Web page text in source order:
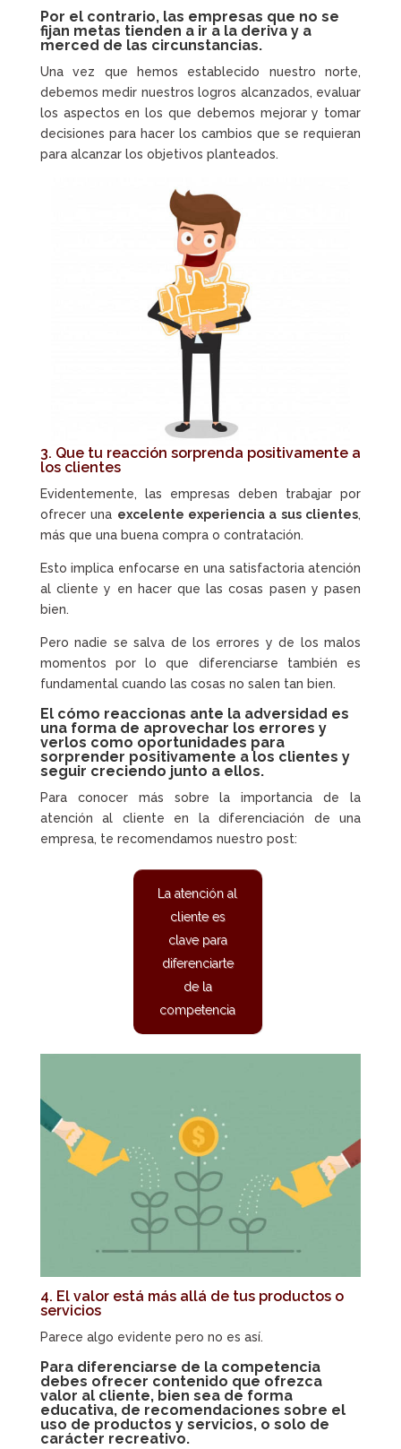
Por el contrario, las empresas que no se
fijan metas tienden a ir a la deriva y a
merced de las circunstancias.
Una vez que hemos establecido nuestro norte,
debemos medir nuestros logros alcanzados, evaluar
los aspectos en los que debemos mejorar y tomar
decisiones para hacer los cambios que se requieran
para alcanzar los objetivos planteados.
3. Que tu reacción sorprenda positivamente a
los clientes
Evidentemente, las empresas deben trabajar por
ofrecer una excelente experiencia a sus clientes,
más que una buena compra o contratación.
Esto implica enfocarse en una satisfactoria atención
al cliente y en hacer que las cosas pasen y pasen
bien.
Pero nadie se salva de los errores y de los malos
momentos por lo que diferenciarse también es
fundamental cuando las cosas no salen tan bien.
El cómo reaccionas ante la adversidad es
una forma de aprovechar los errores y
verlos como oportunidades para
sorprender positivamente a los clientes y
seguir creciendo junto a ellos.
Para conocer más sobre la importancia de la
atención al cliente en la diferenciación de una
empresa, te recomendamos nuestro post:
La atención al
cliente es
clave para
diferenciarte
de la
competencia
4. El valor está más allá de tus productos o
servicios
Parece algo evidente pero no es así.
Para diferenciarse de la competencia
debes ofrecer contenido que ofrezca
valor al cliente, bien sea de forma
educativa, de recomendaciones sobre el
uso de productos y servicios, o solo de
carácter recreativo.